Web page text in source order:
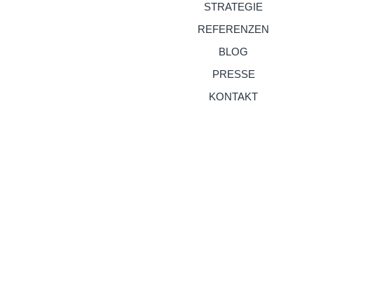
STRATEGIE
REFERENZEN
BLOG
PRESSE
KONTAKT